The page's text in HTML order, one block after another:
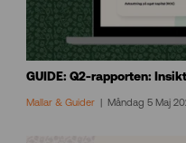
GUIDE: Q2-rapporten:
Mallar & Guider Måndag 5 Maj